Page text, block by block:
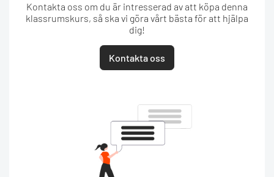
Kontakta oss om du är intresserad av att köpa denna
klassrumskurs, så ska vi göra vårt bästa för att hjälpa
dig!
Kontakta oss